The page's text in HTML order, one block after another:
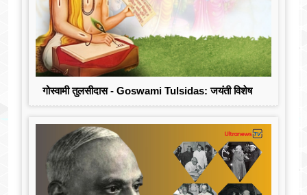
गोस्वामी तुलसीदास - Goswami Tulsidas: जयंती विशेष